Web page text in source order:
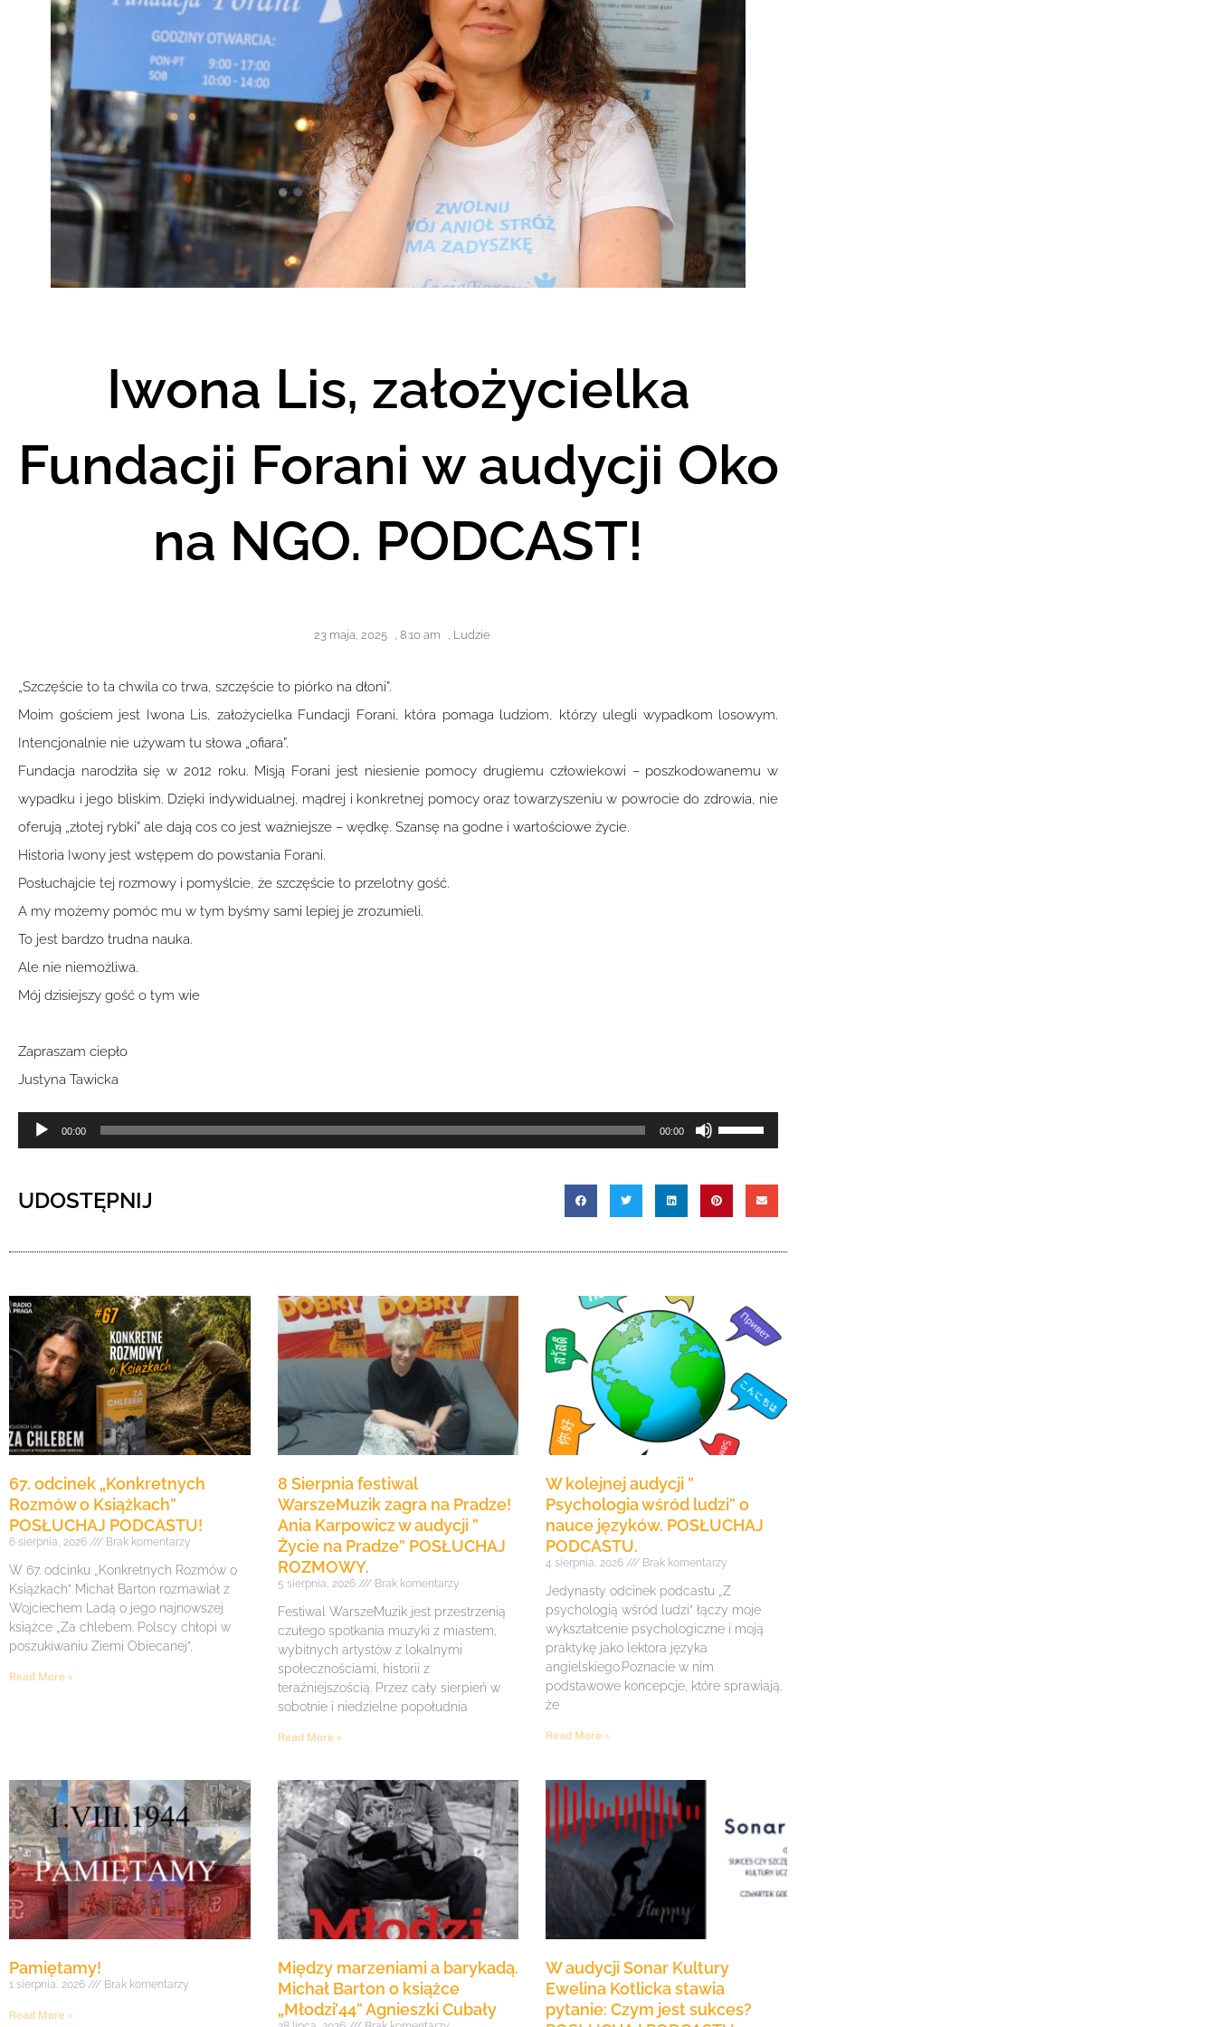
Iwona Lis, założycielka
Fundacji Forani w audycji Oko
na NGO. PODCAST!
23 maja, 2025 , 8:10 am , Ludzie
„Szczęście to ta chwila co trwa, szczęście to piórko na dłoni”.
Moim gościem jest Iwona Lis, założycielka Fundacji Forani, która pomaga ludziom, którzy ulegli wypadkom losowym.
Intencjonalnie nie używam tu słowa „ofiara”.
Fundacja narodziła się w 2012 roku. Misją Forani jest niesienie pomocy drugiemu człowiekowi – poszkodowanemu w
wypadku i jego bliskim. Dzięki indywidualnej, mądrej i konkretnej pomocy oraz towarzyszeniu w powrocie do zdrowia, nie
oferują „złotej rybki” ale dają cos co jest ważniejsze – wędkę. Szansę na godne i wartościowe życie.
Historia Iwony jest wstępem do powstania Forani.
Posłuchajcie tej rozmowy i pomyślcie, że szczęście to przelotny gość.
A my możemy pomóc mu w tym byśmy sami lepiej je zrozumieli.
To jest bardzo trudna nauka.
Ale nie niemożliwa.
Mój dzisiejszy gość o tym wie
Zapraszam ciepło
Justyna Tawicka
Odtwarzacz
plików
00:00 00:00
Używaj
strzałek
do
góry
aby
zwiększyć
lub
zmniejszyć
głośność.
UDOSTĘPNIJ
67. odcinek „Konkretnych
Rozmów o Książkach”
POSŁUCHAJ PODCASTU!
6 sierpnia, 2026 Brak komentarzy
W 67. odcinku „Konkretnych Rozmów o
Książkach” Michał Barton rozmawiał z
Wojciechem Ladą o jego najnowszej
książce „Za chlebem. Polscy chłopi w
poszukiwaniu Ziemi Obiecanej”,
Read More »
8 Sierpnia festiwal
WarszeMuzik zagra na Pradze!
Ania Karpowicz w audycji ”
Życie na Pradze” POSŁUCHAJ
ROZMOWY.
5 sierpnia, 2026 Brak komentarzy
Festiwal WarszeMuzik jest przestrzenią
czułego spotkania muzyki z miastem,
wybitnych artystów z lokalnymi
społecznościami, historii z
teraźniejszością. Przez cały sierpień w
sobotnie i niedzielne popołudnia
Read More »
W kolejnej audycji ”
Psychologia wśród ludzi” o
nauce języków. POSŁUCHAJ
PODCASTU.
4 sierpnia, 2026 Brak komentarzy
Jedynasty odcinek podcastu „Z
psychologią wśród ludzi” łączy moje
wykształcenie psychologiczne i moją
praktykę jako lektora języka
angielskiego.Poznacie w nim
podstawowe koncepcje, które sprawiają,
że
Read More »
Pamiętamy!
1 sierpnia, 2026 Brak komentarzy
Read More »
Między marzeniami a barykadą.
Michał Barton o książce
„Młodzi’44” Agnieszki Cubały
W audycji Sonar Kultury
Ewelina Kotlicka stawia
pytanie: Czym jest sukces?